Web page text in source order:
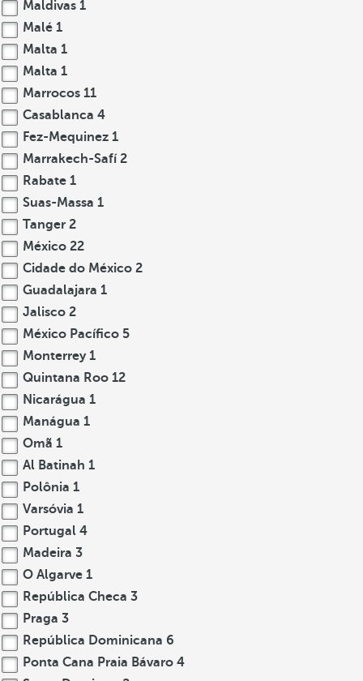
Maldivas 1
Malé 1
Malta 1
Malta 1
Marrocos 11
Casablanca 4
Fez-Mequinez 1
Marrakech-Safí2
Rabate 1
Suas-Massa 1
Tanger 2
México 22
Cidade do México 2
Guadalajara 1
Jalisco 2
México Pacífico 5
Monterrey 1
Quintana Roo 12
Nicarágua 1
Manágua 1
Omã 1
Al Batinah 1
Polônia 1
Varsóvia 1
Portugal 4
Madeira 3
O Algarve 1
República Checa 3
Praga 3
República Dominicana 6
Ponta Cana Praia Bávaro 4